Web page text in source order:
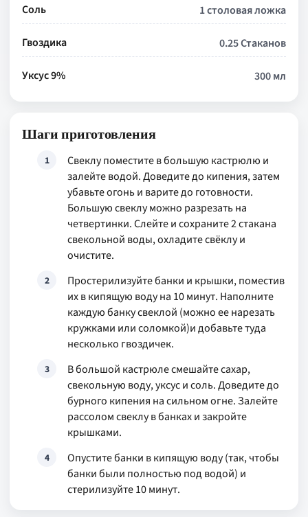
Соль 1 столовая ложка
Гвоздика 0.25 Стаканов
Уксус 9% 300 мл
Шаги приготовления
1
Свеклу поместите в большую кастрюлю и
залейте водой. Доведите до кипения, затем
убавьте огонь и варите до готовности.
Большую свеклу можно разрезать на
четвертинки. Слейте и сохраните 2 стакана
свекольной воды, охладите свёклу и
очистите.
2
Простерилизуйте банки и крышки, поместив
их в кипящую воду на 10 минут. Наполните
каждую банку свеклой (можно ее нарезать
кружками или соломкой)и добавьте туда
несколько гвоздичек.
3
В большой кастрюле смешайте сахар,
свекольную воду, уксус и соль. Доведите до
бурного кипения на сильном огне. Залейте
рассолом свеклу в банках и закройте
крышками.
4
Опустите банки в кипящую воду (так, чтобы
банки были полностью под водой) и
стерилизуйте 10 минут.